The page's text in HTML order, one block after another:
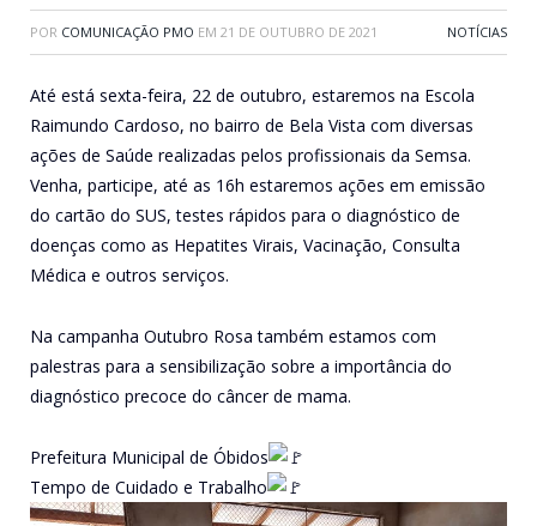
POR COMUNICAÇÃO PMO EM 21 DE OUTUBRO DE 2021 NOTÍCIAS
Até está sexta-feira, 22 de outubro, estaremos na Escola
Raimundo Cardoso, no bairro de Bela Vista com diversas
ações de Saúde realizadas pelos profissionais da Semsa.
Venha, participe, até as 16h estaremos ações em emissão
do cartão do SUS, testes rápidos para o diagnóstico de
doenças como as Hepatites Virais, Vacinação, Consulta
Médica e outros serviços.
Na campanha Outubro Rosa também estamos com
palestras para a sensibilização sobre a importância do
diagnóstico precoce do câncer de mama.
Prefeitura Municipal de Óbidos
Tempo de Cuidado e Trabalho